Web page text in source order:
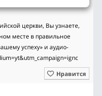
церкви, Вы узнаете,
месте в правильное
успеху» и аудио-
Нравится